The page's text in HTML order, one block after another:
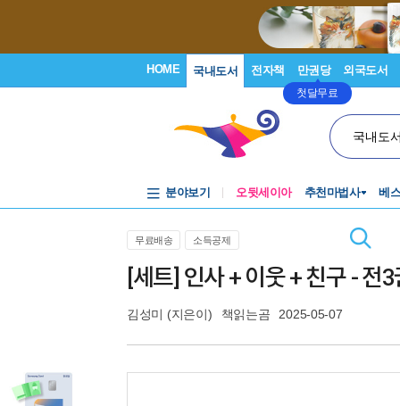
HOME 국내도서 전자책 만권당
첫달무료
외국도서
국내도
분야보기 오뒷세이아 추천마법사 베
무료배송 소득공제
[세트] 인사 + 이웃 + 친구 - 전3
김성미 (지은이) 책읽는곰 2025-05-07